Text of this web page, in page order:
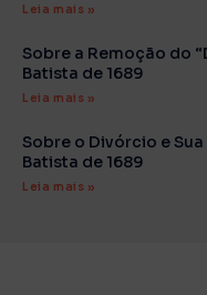
Leia mais »
Sobre a Remoção do
Batista de 1689
Leia mais »
Sobre o Divórcio e
Batista de 1689
Leia mais »